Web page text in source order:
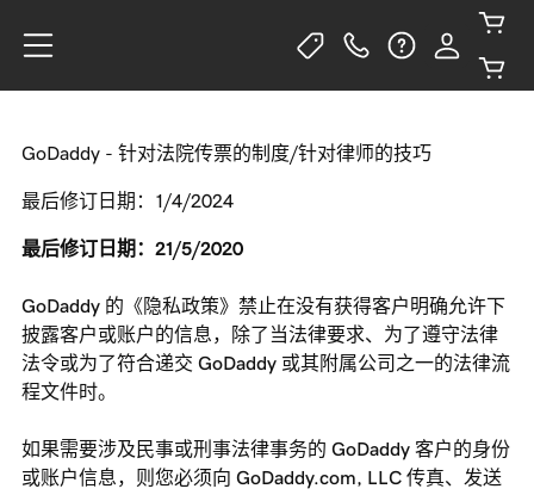
GoDaddy - 针对法院传票的制度/针对律师的技巧
最后修订日期：1/4/2024
最后修订日期：21/5/2020
GoDaddy 的《隐私政策》禁止在没有获得客户明确允许下
披露客户或账户的信息，除了当法律要求、为了遵守法律
法令或为了符合递交 GoDaddy 或其附属公司之一的法律流
程文件时。
如果需要涉及民事或刑事法律事务的 GoDaddy 客户的身份
或账户信息，则您必须向 GoDaddy.com, LLC 传真、发送